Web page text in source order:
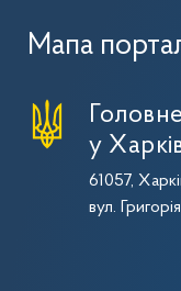
Мапа
у
61057,
вул.